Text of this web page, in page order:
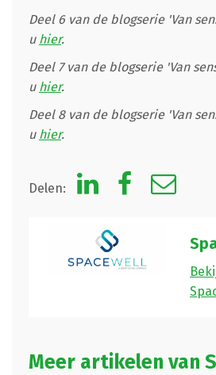
Deel 6 van de blogserie 'Van
u hier.
Deel 7 van de blogserie 'Van
u hier.
Deel 8 van de blogserie 'Van
u hier.
Delen:
Meer artikelen van